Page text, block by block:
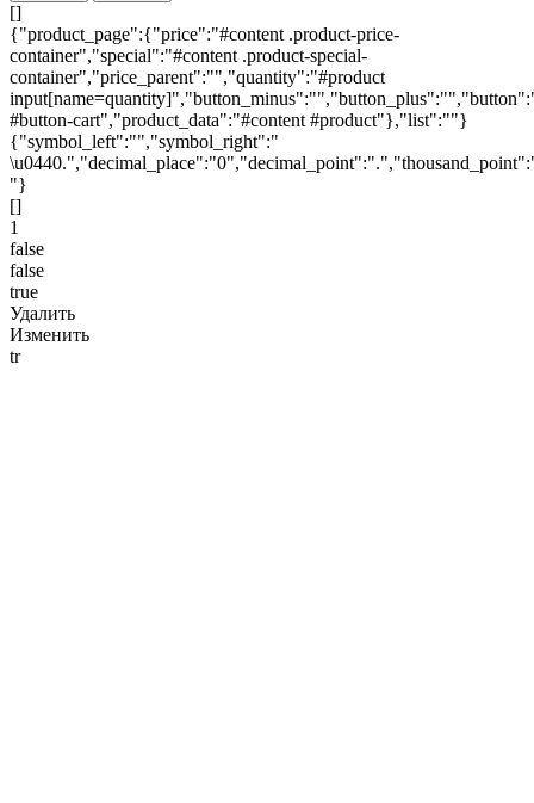
[]
{"product_page":{"price":"#content .product-price-
container","special":"#content .product-special-
container","price_parent":"","quantity":"#product
#button-cart","product_data":"#content #product"},"list":""}
{"symbol_left":"","symbol_right":"
"}
[]
1
false
false
true
Удалить
Изменить
tr